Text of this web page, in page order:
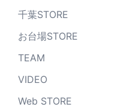
千葉STORE
お台場STORE
TEAM
VIDEO
Web STORE